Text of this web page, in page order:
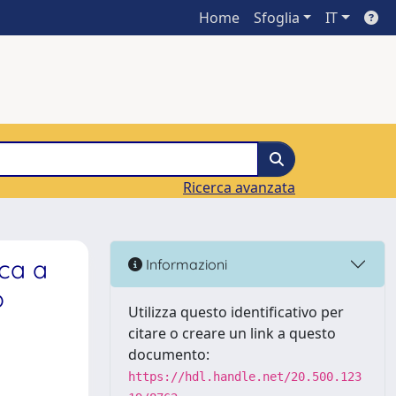
Home Sfoglia IT
Ricerca avanzata
a
Informazioni
Utilizza questo identificativo per
citare o creare un link a questo
documento:
https://hdl.handle.net/20.500.123